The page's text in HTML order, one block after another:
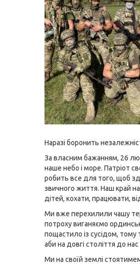
Наразі боронить
За власним бажанням, 26
наше небо і море. Патріот
робить все для того, щоб
звичного життя. Наш край
дітей, кохати, працювати,
Ми вже перехилили чашу
потроху виганяємо
пощастило із сусідом, тому
аби на довгі століття до нас
Ми на своїй землі